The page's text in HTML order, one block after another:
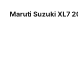
Maruti Suzuki XL7